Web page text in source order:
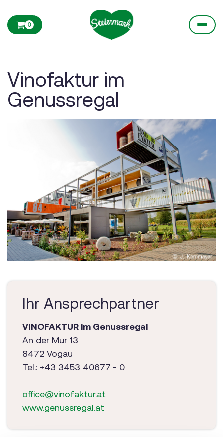
0
Vinofaktur im
Genussregal
Ihr Ansprechpartner
VINOFAKTUR im Genussregal
An der Mur 13
8472 Vogau
Tel.: +43 3453 40677 - 0
office@vinofaktur.at
www.genussregal.at